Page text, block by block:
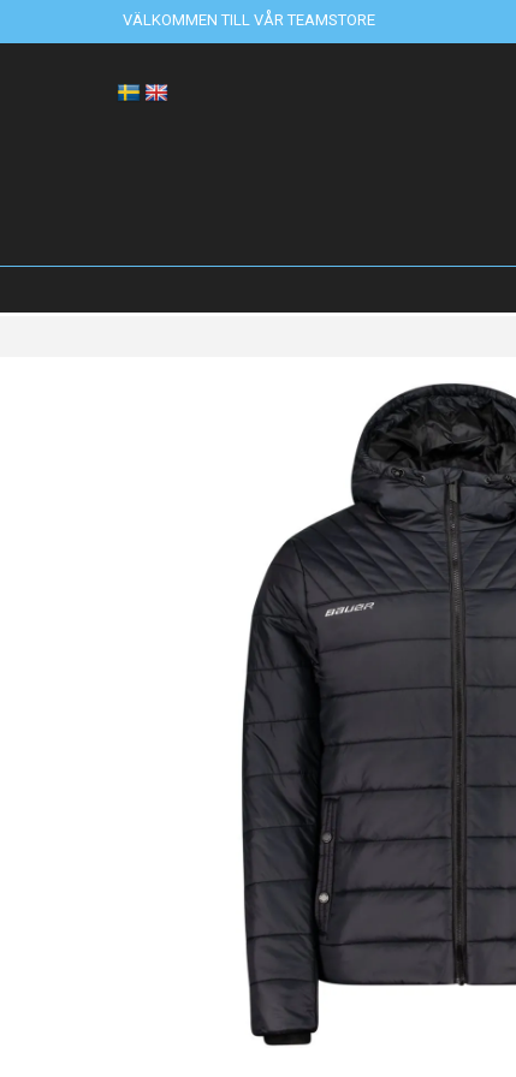
VÄLKOMMEN TILL VÅR TEAMSTORE